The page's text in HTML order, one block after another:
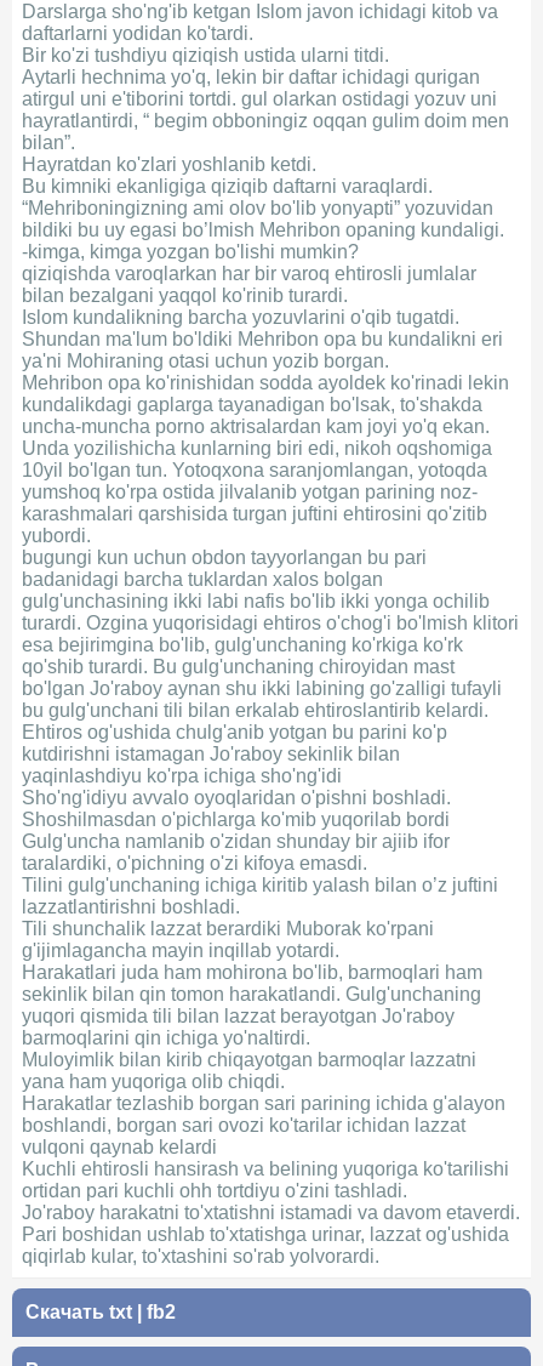
Darslarga sho'ng'ib ketgan Islom javon ichidagi kitob va
daftarlarni yodidan ko'tardi.
Bir ko'zi tushdiyu qiziqish ustida ularni titdi.
Aytarli hechnima yo'q, lekin bir daftar ichidagi qurigan
atirgul uni e'tiborini tortdi. gul olarkan ostidagi yozuv uni
hayratlantirdi, “ begim obboningiz oqqan gulim doim men
bilan”.
Hayratdan ko'zlari yoshlanib ketdi.
Bu kimniki ekanligiga qiziqib daftarni varaqlardi.
“Mehriboningizning ami olov bo'lib yonyapti” yozuvidan
bildiki bu uy egasi bo’lmish Mehribon opaning kundaligi.
-kimga, kimga yozgan bo'lishi mumkin?
qiziqishda varoqlarkan har bir varoq ehtirosli jumlalar
bilan bezalgani yaqqol ko'rinib turardi.
Islom kundalikning barcha yozuvlarini o'qib tugatdi.
Shundan ma'lum bo'ldiki Mehribon opa bu kundalikni eri
ya'ni Mohiraning otasi uchun yozib borgan.
Mehribon opa ko'rinishidan sodda ayoldek ko'rinadi lekin
kundalikdagi gaplarga tayanadigan bo'lsak, to'shakda
uncha-muncha porno aktrisalardan kam joyi yo'q ekan.
Unda yozilishicha kunlarning biri edi, nikoh oqshomiga
10yil bo'lgan tun. Yotoqxona saranjomlangan, yotoqda
yumshoq ko'rpa ostida jilvalanib yotgan parining noz-
karashmalari qarshisida turgan juftini ehtirosini qo'zitib
yubordi.
bugungi kun uchun obdon tayyorlangan bu pari
badanidagi barcha tuklardan xalos bolgan
gulg'unchasining ikki labi nafis bo'lib ikki yonga ochilib
turardi. Ozgina yuqorisidagi ehtiros o'chog'i bo'lmish klitori
esa bejirimgina bo'lib, gulg'unchaning ko'rkiga ko'rk
qo'shib turardi. Bu gulg'unchaning chiroyidan mast
bo'lgan Jo'raboy aynan shu ikki labining go'zalligi tufayli
bu gulg'unchani tili bilan erkalab ehtiroslantirib kelardi.
Ehtiros og'ushida chulg'anib yotgan bu parini ko'p
kutdirishni istamagan Jo'raboy sekinlik bilan
yaqinlashdiyu ko'rpa ichiga sho'ng'idi
Sho'ng'idiyu avvalo oyoqlaridan o'pishni boshladi.
Shoshilmasdan o'pichlarga ko'mib yuqorilab bordi
Gulg'uncha namlanib o'zidan shunday bir ajiib ifor
taralardiki, o'pichning o'zi kifoya emasdi.
Tilini gulg'unchaning ichiga kiritib yalash bilan o’z juftini
lazzatlantirishni boshladi.
Tili shunchalik lazzat berardiki Muborak ko'rpani
g'ijimlagancha mayin inqillab yotardi.
Harakatlari juda ham mohirona bo'lib, barmoqlari ham
sekinlik bilan qin tomon harakatlandi. Gulg'unchaning
yuqori qismida tili bilan lazzat berayotgan Jo'raboy
barmoqlarini qin ichiga yo'naltirdi.
Muloyimlik bilan kirib chiqayotgan barmoqlar lazzatni
yana ham yuqoriga olib chiqdi.
Harakatlar tezlashib borgan sari parining ichida g'alayon
boshlandi, borgan sari ovozi ko'tarilar ichidan lazzat
vulqoni qaynab kelardi
Kuchli ehtirosli hansirash va belining yuqoriga ko'tarilishi
ortidan pari kuchli ohh tortdiyu o'zini tashladi.
Jo'raboy harakatni to'xtatishni istamadi va davom etaverdi.
Pari boshidan ushlab to'xtatishga urinar, lazzat og'ushida
qiqirlab kular, to'xtashini so'rab yolvorardi.
Скачать txt fb2